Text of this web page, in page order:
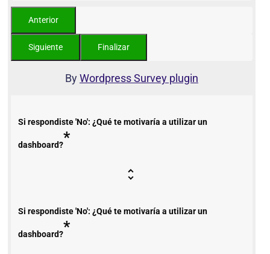
ByWordpress Survey plugin
Si respondiste 'No': ¿Qué te motivaría a utilizar un
dashboard?*
Si respondiste 'No': ¿Qué te motivaría a utilizar un
dashboard?*